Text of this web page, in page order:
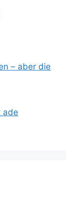
– aber die
ade